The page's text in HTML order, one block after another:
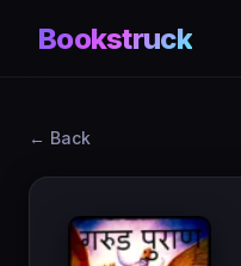
Bookstruck
← Back